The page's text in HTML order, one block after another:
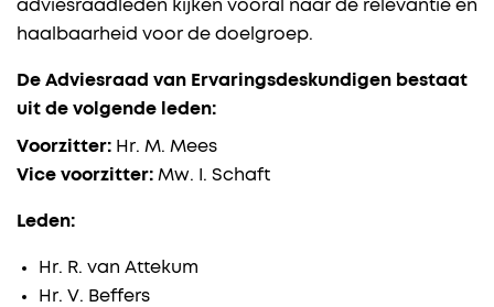
adviesraadleden kijken vooral naar de relevantie en
haalbaarheid voor de doelgroep.
De Adviesraad van Ervaringsdeskundigen bestaat
uit de volgende leden:
Voorzitter: Hr. M. Mees
Vice voorzitter: Mw. I. Schaft
Leden:
Hr. R. van Attekum
Hr. V. Beffers